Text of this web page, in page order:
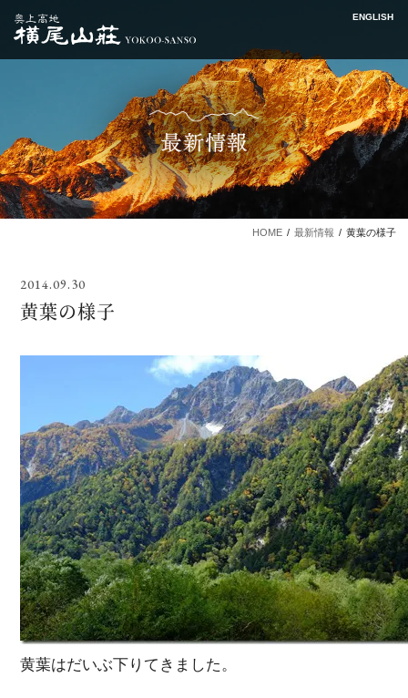
ENGLISH
HOME 最新情報 黄葉の様子
2014.09.30
黄葉の様子
黄葉はだいぶ下りてきました。